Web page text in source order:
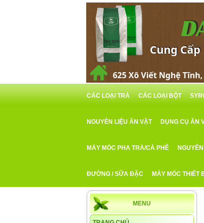
CÁC LOẠI TRÀ CÁC LOẠI BỘT
NGUYÊN LIỆU ĂN VẶT DỤNG CỤ ĂN
MÁY MÓC PHA TRÀ/CÀ PHÊ
ĐƯỜNG / SỮA ĐẶC MÁY MÓC THIẾT
MENU